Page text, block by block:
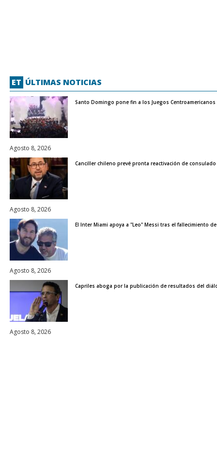
ET ÚLTIMAS NOTICIAS
Santo Domingo pone fin a los Juegos Centroamericanos
Agosto 8, 2026
Canciller chileno prevé pronta reactivación de
Agosto 8, 2026
El Inter Miami apoya a "Leo" Messi tras el fallecimiento
Agosto 8, 2026
Capriles aboga por la publicación de resultados del
Agosto 8, 2026